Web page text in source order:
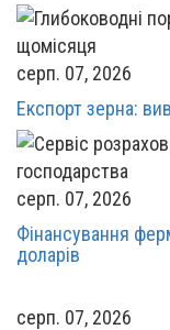
серп. 07, 2026
Експорт зерна:
серп. 07, 2026
Фінансування
доларів
серп. 07, 2026